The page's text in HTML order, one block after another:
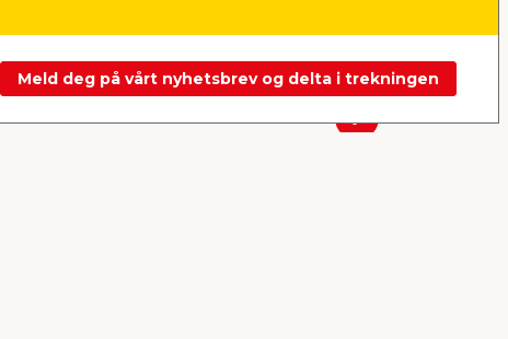
Se mer
Neste
Meld deg på vårt nyhetsbrev og delta i trekningen